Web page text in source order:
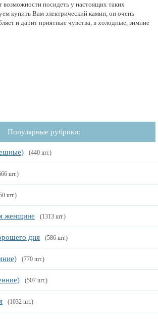
возможности посидеть у настоящих таких
купить Вам электрический камин, он очень
и дарит приятные чувства, в холодные, зимние
Популярные рубрики:
(440 шт.)
шт.)
шт.)
женщине (1313 шт.)
дня (586 шт.)
(770 шт.)
(507 шт.)
(1032 шт.)